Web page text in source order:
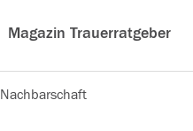
Magazin Trauerratgeber
Nachbarschaft